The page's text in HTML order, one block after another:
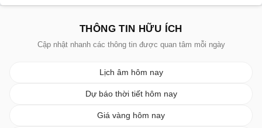
THÔNG TIN HỮU ÍCH
Cập nhật nhanh các thông tin được quan tâm mỗi ngày
Lịch âm hôm nay
Dự báo thời tiết hôm nay
Giá vàng hôm nay